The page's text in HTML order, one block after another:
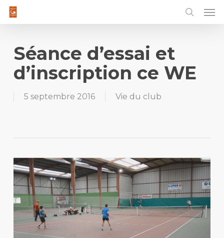
Skip
contentSéance d’essai et
d’inscription ce WE
5 septembre 2016 Vie du club